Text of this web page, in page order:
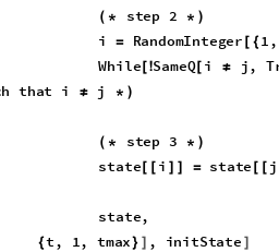
( * step 2 * )
i = RandomInteger [ {1,
While [!SameQ[ i ≠ j, T
h that i ≠ j * )
( * step 3 * )
state [ [ i ] ] = state [ [ j
state,
{t, 1, tmax} ] , initState ]